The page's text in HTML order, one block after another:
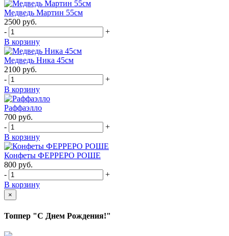
Медведь Мартин 55см
2500 руб.
-
+
В корзину
Медведь Ника 45см
2100 руб.
-
+
В корзину
Раффаэлло
700 руб.
-
+
В корзину
Конфеты ФЕРРЕРО РОШЕ
800 руб.
-
+
В корзину
×
Топпер "С Днем Рождения!"